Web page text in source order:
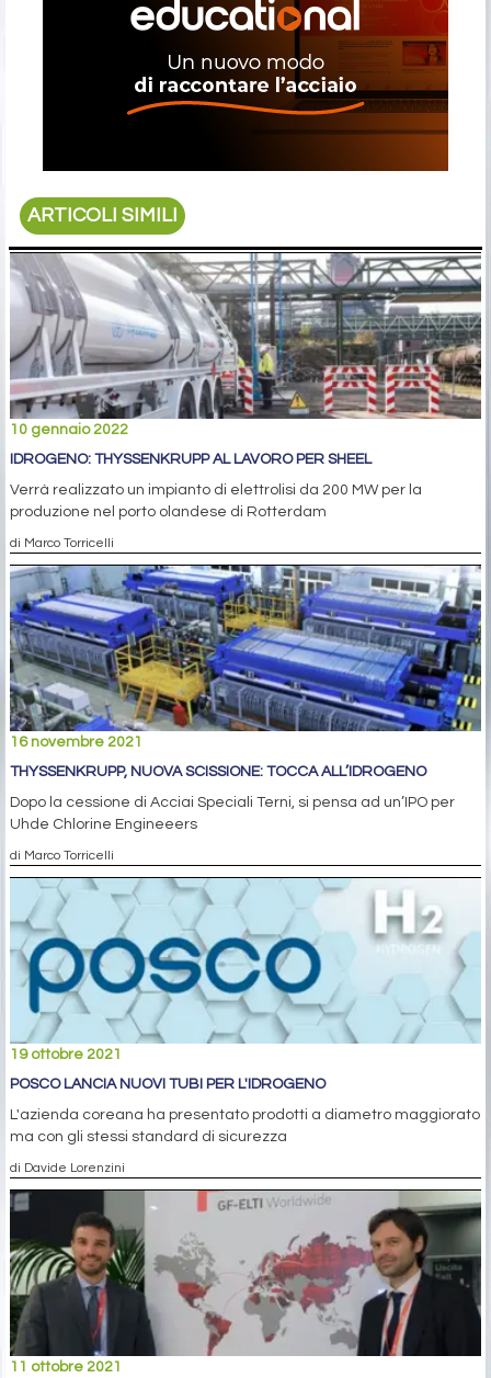
ARTICOLI SIMILI
10 gennaio 2022
IDROGENO: THYSSENKRUPP AL LAVORO PER SHEEL
Verrà realizzato un impianto di elettrolisi da 200 MW per la
produzione nel porto olandese di Rotterdam
di Marco Torricelli
16 novembre 2021
THYSSENKRUPP, NUOVA SCISSIONE: TOCCA ALL’IDROGENO
Dopo la cessione di Acciai Speciali Terni, si pensa ad un’IPO per
Uhde Chlorine Engineeers
di Marco Torricelli
19 ottobre 2021
POSCO LANCIA NUOVI TUBI PER L'IDROGENO
L'azienda coreana ha presentato prodotti a diametro maggiorato
ma con gli stessi standard di sicurezza
di Davide Lorenzini
11 ottobre 2021